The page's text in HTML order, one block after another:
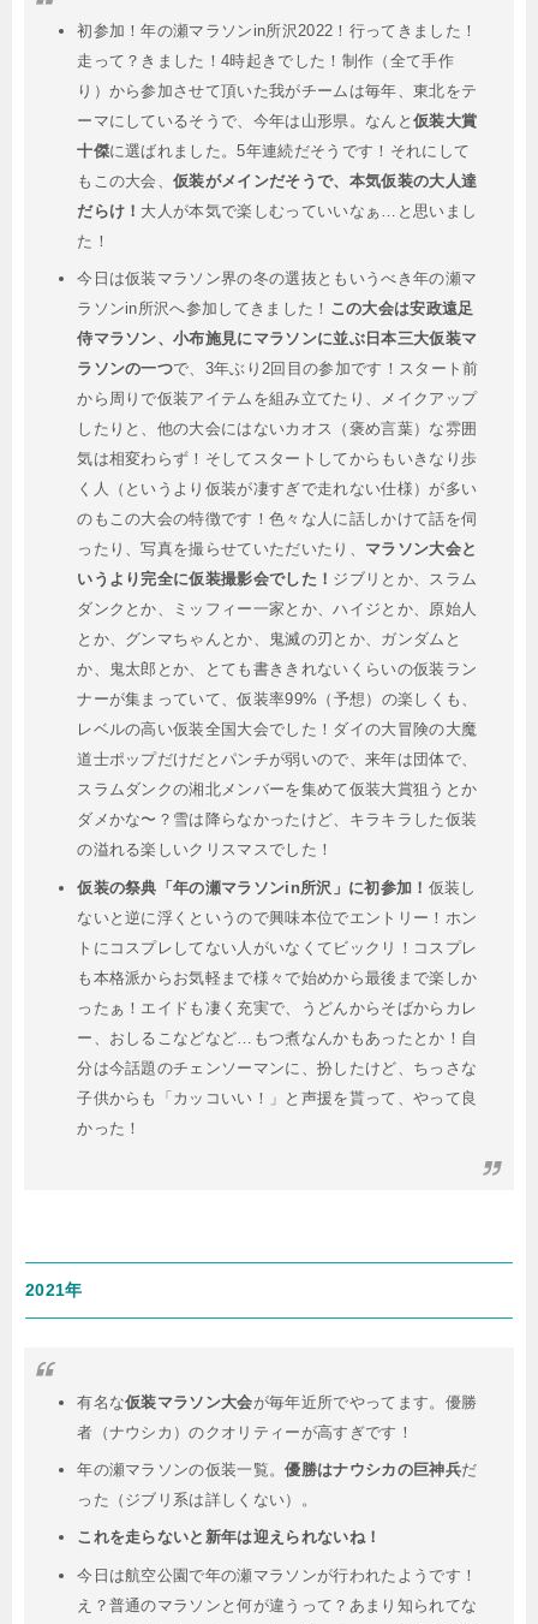
初参加！年の瀬マラソンin所沢2022！行ってきました！
走って？きました！4時起きでした！制作（全て手作
り）から参加させて頂いた我がチームは毎年、東北をテ
ーマにしているそうで、今年は山形県。なんと 仮装大賞
十傑に選ばれました。5年連続だそうです！それにして
もこの大会、仮装がメインだそうで、本気仮装の大人達
だらけ！ 大人が本気で楽しむっていいなぁ…と思いまし
た！
今日は仮装マラソン界の冬の選抜ともいうべき年の瀬マ
ラソンin所沢へ参加してきました！ この大会は安政遠足
侍マラソン、小布施見にマラソンに並ぶ日本三大仮装マ
ラソンの一つで、3年ぶり2回目の参加です！スタート前
から周りで仮装アイテムを組み立てたり、メイクアップ
したりと、他の大会にはないカオス（褒め言葉）な雰囲
気は相変わらず！そしてスタートしてからもいきなり歩
く人（というより仮装が凄すぎで走れない仕様）が多い
のもこの大会の特徴です！色々な人に話しかけて話を伺
ったり、写真を撮らせていただいたり、 マラソン大会と
いうより完全に仮装撮影会でした！ ジブリとか、スラム
ダンクとか、ミッフィー一家とか、ハイジとか、原始人
とか、グンマちゃんとか、鬼滅の刃とか、ガンダムと
か、鬼太郎とか、とても書ききれないくらいの仮装ラン
ナーが集まっていて、仮装率99%（予想）の楽しくも、
レベルの高い仮装全国大会でした！ダイの大冒険の大魔
道士ポップだけだとパンチが弱いので、来年は団体で、
スラムダンクの湘北メンバーを集めて仮装大賞狙うとか
ダメかな〜？雪は降らなかったけど、キラキラした仮装
の溢れる楽しいクリスマスでした！
仮装の祭典「年の瀬マラソンin所沢」に初参加！ 仮装し
ないと逆に浮くというので興味本位でエントリー！ホン
トにコスプレしてない人がいなくてビックリ！コスプレ
も本格派からお気軽まで様々で始めから最後まで楽しか
ったぁ！エイドも凄く充実で、うどんからそばからカレ
ー、おしるこなどなど…もつ煮なんかもあったとか！自
分は今話題のチェンソーマンに、扮したけど、ちっさな
子供からも「カッコいい！」と声援を貰って、やって良
かった！
2021年
有名な仮装マラソン大会が毎年近所でやってます。優勝
者（ナウシカ）のクオリティーが高すぎです！
年の瀬マラソンの仮装一覧。優勝はナウシカの巨神兵だ
った（ジブリ系は詳しくない）。
これを走らないと新年は迎えられないね！
今日は航空公園で年の瀬マラソンが行われたようです！
え？普通のマラソンと何が違うって？あまり知られてな